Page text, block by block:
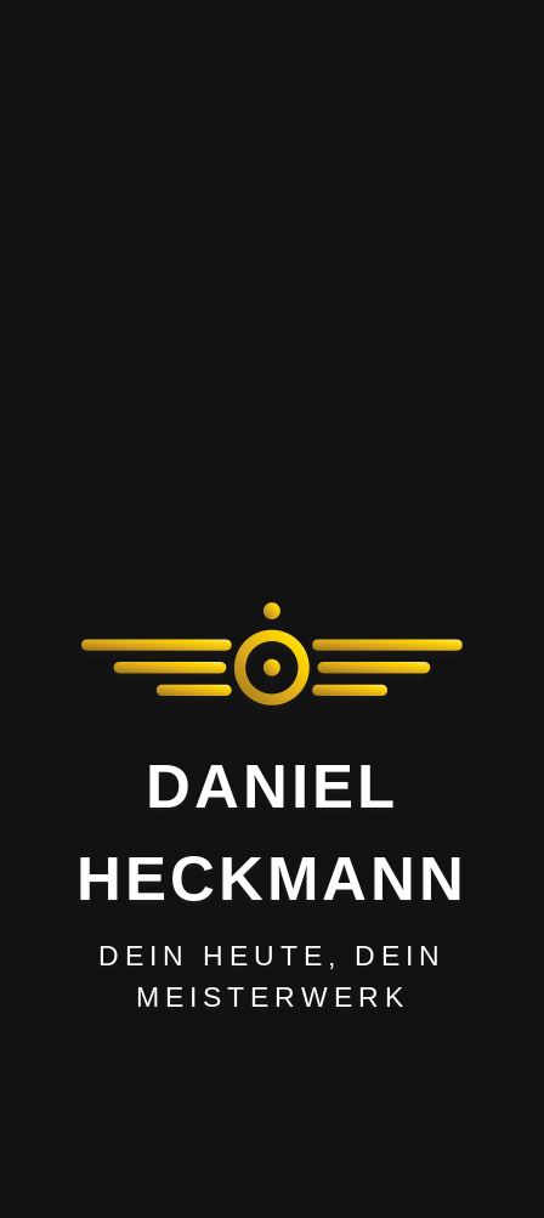
DANIEL
HECKMANN
DEIN HEUTE, DEIN
MEISTERWERK